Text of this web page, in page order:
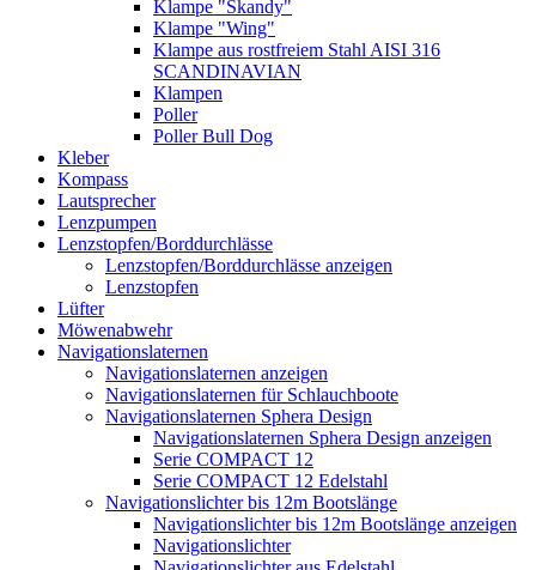
Klampe "Skandy"
Klampe "Wing"
Klampe aus rostfreiem Stahl AISI 316
SCANDINAVIAN
Klampen
Poller
Poller Bull Dog
Kleber
Kompass
Lautsprecher
Lenzpumpen
Lenzstopfen/Borddurchlässe
Lenzstopfen/Borddurchlässe anzeigen
Lenzstopfen
Lüfter
Möwenabwehr
Navigationslaternen
Navigationslaternen anzeigen
Navigationslaternen für Schlauchboote
Navigationslaternen Sphera Design
Navigationslaternen Sphera Design anzeigen
Serie COMPACT 12
Serie COMPACT 12 Edelstahl
Navigationslichter bis 12m Bootslänge
Navigationslichter bis 12m Bootslänge anzeigen
Navigationslichter